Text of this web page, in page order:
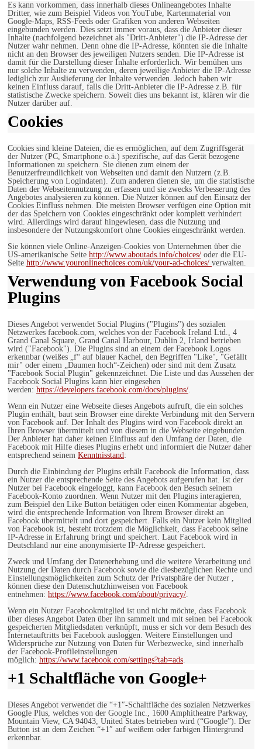
Es kann vorkommen, dass innerhalb dieses Onlineangebotes Inhalte
Dritter, wie zum Beispiel Videos von YouTube, Kartenmaterial von
Google-Maps, RSS-Feeds oder Grafiken von anderen Webseiten
eingebunden werden. Dies setzt immer voraus, dass die Anbieter dieser
Inhalte (nachfolgend bezeichnet als "Dritt-Anbieter") die IP-Adresse der
Nutzer wahr nehmen. Denn ohne die IP-Adresse, könnten sie die Inhalte
nicht an den Browser des jeweiligen Nutzers senden. Die IP-Adresse ist
damit für die Darstellung dieser Inhalte erforderlich. Wir bemühen uns
nur solche Inhalte zu verwenden, deren jeweilige Anbieter die IP-Adresse
lediglich zur Auslieferung der Inhalte verwenden. Jedoch haben wir
keinen Einfluss darauf, falls die Dritt-Anbieter die IP-Adresse z.B. für
statistische Zwecke speichern. Soweit dies uns bekannt ist, klären wir die
Nutzer darüber auf.
Cookies
Cookies sind kleine Dateien, die es ermöglichen, auf dem Zugriffsgerät
der Nutzer (PC, Smartphone o.ä.) spezifische, auf das Gerät bezogene
Informationen zu speichern. Sie dienen zum einem der
Benutzerfreundlichkeit von Webseiten und damit den Nutzern (z.B.
Speicherung von Logindaten). Zum anderen dienen sie, um die statistische
Daten der Webseitennutzung zu erfassen und sie zwecks Verbesserung des
Angebotes analysieren zu können. Die Nutzer können auf den Einsatz der
Cookies Einfluss nehmen. Die meisten Browser verfügen eine Option mit
der das Speichern von Cookies eingeschränkt oder komplett verhindert
wird. Allerdings wird darauf hingewiesen, dass die Nutzung und
insbesondere der Nutzungskomfort ohne Cookies eingeschränkt werden.
Sie können viele Online-Anzeigen-Cookies von Unternehmen über die
US-amerikanische Seite http://www.aboutads.info/choices/ oder die EU-
Seite http://www.youronlinechoices.com/uk/your-ad-choices/ verwalten.
Verwendung von Facebook Social
Plugins
Dieses Angebot verwendet Social Plugins ("Plugins") des sozialen
Netzwerkes facebook.com, welches von der Facebook Ireland Ltd., 4
Grand Canal Square, Grand Canal Harbour, Dublin 2, Irland betrieben
wird ("Facebook"). Die Plugins sind an einem der Facebook Logos
erkennbar (weißes „f“ auf blauer Kachel, den Begriffen "Like", "Gefällt
mir" oder einem „Daumen hoch“-Zeichen) oder sind mit dem Zusatz
"Facebook Social Plugin" gekennzeichnet. Die Liste und das Aussehen der
Facebook Social Plugins kann hier eingesehen
werden: https://developers.facebook.com/docs/plugins/.
Wenn ein Nutzer eine Webseite dieses Angebots aufruft, die ein solches
Plugin enthält, baut sein Browser eine direkte Verbindung mit den Servern
von Facebook auf. Der Inhalt des Plugins wird von Facebook direkt an
Ihren Browser übermittelt und von diesem in die Webseite eingebunden.
Der Anbieter hat daher keinen Einfluss auf den Umfang der Daten, die
Facebook mit Hilfe dieses Plugins erhebt und informiert die Nutzer daher
entsprechend seinem Kenntnisstand:
Durch die Einbindung der Plugins erhält Facebook die Information, dass
ein Nutzer die entsprechende Seite des Angebots aufgerufen hat. Ist der
Nutzer bei Facebook eingeloggt, kann Facebook den Besuch seinem
Facebook-Konto zuordnen. Wenn Nutzer mit den Plugins interagieren,
zum Beispiel den Like Button betätigen oder einen Kommentar abgeben,
wird die entsprechende Information von Ihrem Browser direkt an
Facebook übermittelt und dort gespeichert. Falls ein Nutzer kein Mitglied
von Facebook ist, besteht trotzdem die Möglichkeit, dass Facebook seine
IP-Adresse in Erfahrung bringt und speichert. Laut Facebook wird in
Deutschland nur eine anonymisierte IP-Adresse gespeichert.
Zweck und Umfang der Datenerhebung und die weitere Verarbeitung und
Nutzung der Daten durch Facebook sowie die diesbezüglichen Rechte und
Einstellungsmöglichkeiten zum Schutz der Privatsphäre der Nutzer ,
können diese den Datenschutzhinweisen von Facebook
entnehmen: https://www.facebook.com/about/privacy/.
Wenn ein Nutzer Facebookmitglied ist und nicht möchte, dass Facebook
über dieses Angebot Daten über ihn sammelt und mit seinen bei Facebook
gespeicherten Mitgliedsdaten verknüpft, muss er sich vor dem Besuch des
Internetauftritts bei Facebook ausloggen. Weitere Einstellungen und
Widersprüche zur Nutzung von Daten für Werbezwecke, sind innerhalb
der Facebook-Profileinstellungen
möglich: https://www.facebook.com/settings?tab=ads.
+1 Schaltfläche von Google+
Dieses Angebot verwendet die “+1″-Schaltfläche des sozialen Netzwerkes
Google Plus, welches von der Google Inc., 1600 Amphitheatre Parkway,
Mountain View, CA 94043, United States betrieben wird (“Google”). Der
Button ist an dem Zeichen “+1″ auf weißem oder farbigen Hintergrund
erkennbar.